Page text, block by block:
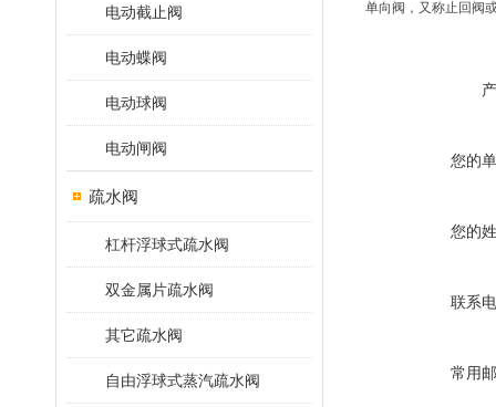
电动截止阀
电动蝶阀
电动球阀
电动闸阀
疏水阀
杠杆浮球式疏水阀
双金属片疏水阀
其它疏水阀
自由浮球式蒸汽疏水阀
单向阀，又称止回阀
您的
您的
联系
常用